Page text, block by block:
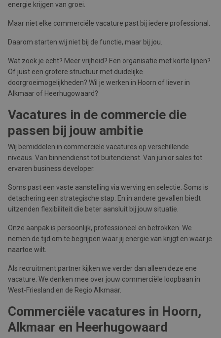
energie krijgen van groei.
Maar niet elke commerciële vacature past bij iedere professional.
Daarom starten wij niet bij de functie, maar bij jou.
Wat zoek je echt? Meer vrijheid? Een organisatie met korte lijnen?
Of juist een grotere structuur met duidelijke
doorgroeimogelijkheden? Wil je werken in Hoorn of liever in
Alkmaar of Heerhugowaard?
Vacatures in de commercie die
passen bij jouw ambitie
Wij bemiddelen in commerciële vacatures op verschillende
niveaus. Van binnendienst tot buitendienst. Van junior sales tot
ervaren business developer.
Soms past een vaste aanstelling via werving en selectie. Soms is
detachering een strategische stap. En in andere gevallen biedt
uitzenden flexibiliteit die beter aansluit bij jouw situatie.
Onze aanpak is persoonlijk, professioneel en betrokken. We
nemen de tijd om te begrijpen waar jij energie van krijgt en waar je
naartoe wilt.
Als recruitment partner kijken we verder dan alleen deze ene
vacature. We denken mee over jouw commerciële loopbaan in
West-Friesland en de Regio Alkmaar.
Commerciële vacatures in Hoorn,
Alkmaar en Heerhugowaard